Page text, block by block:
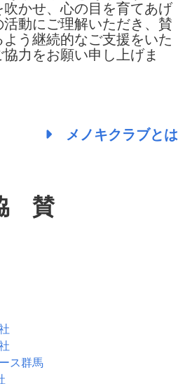
吹かせ、心の目を育てあげ
動にご理解いただき、賛
う継続的なご支援をいた
力をお願い申し上げま
メノキクラブとは
賛